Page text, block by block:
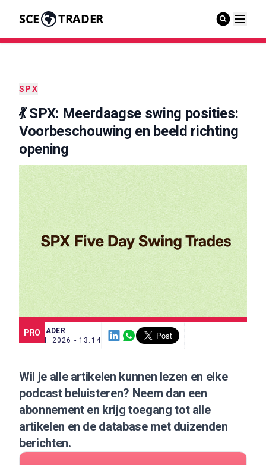
SCE TRADER
SPX
💃 SPX: Meerdaagse swing posities:
Voorbeschouwing en beeld richting
opening
PRO
SCE TRADER
10 JUN. 2026 - 13:14
Wil je alle artikelen kunnen lezen en elke
podcast beluisteren? Neem dan een
abonnementen krijg toegang tot alle
artikelen en de database met duizenden
berichten.